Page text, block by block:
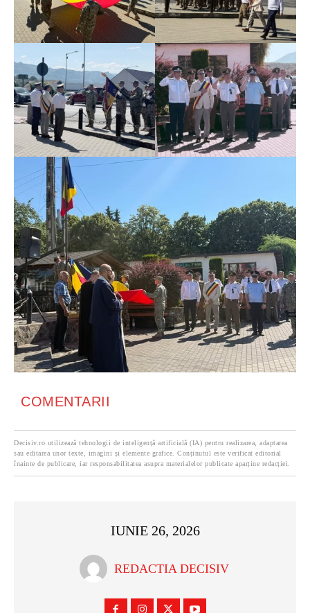
COMENTARII
Decisiv.ro utilizează tehnologii de inteligență artificială (IA) pentru realizarea, adaptarea
sau editarea unor texte, imagini și elemente grafice. Conținutul este verificat editorial
înainte de publicare, iar responsabilitatea asupra materialelor publicate aparține redacției.
IUNIE 26, 2026
REDACTIA DECISIV